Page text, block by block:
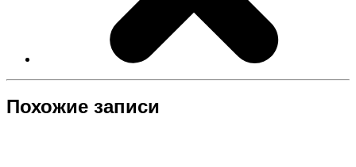
Похожие записи